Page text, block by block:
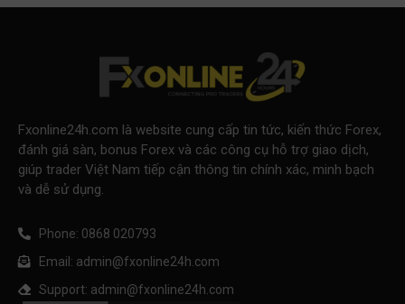
Fxonline24h.com là website cung cấp tin tức, kiến thức Forex,
đánh giá sàn, bonus Forex và các công cụ hỗ trợ giao dịch,
giúp trader Việt Nam tiếp cận thông tin chính xác, minh bạch
và dễ sử dụng.
Phone: 0868 020793
Email: admin@fxonline24h.com
Support: admin@fxonline24h.com